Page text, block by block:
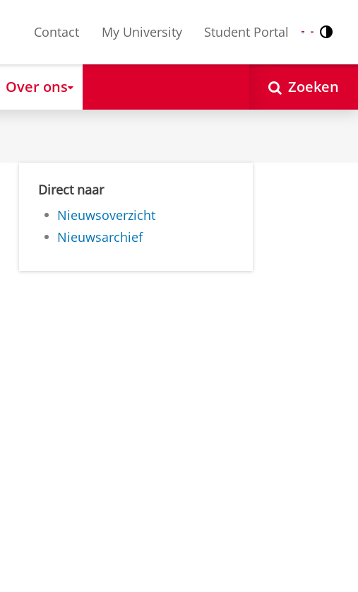
Contact My University Student Portal Nederlands
English
Over ons Zoeken
Direct naar
Nieuwsoverzicht
Nieuwsarchief